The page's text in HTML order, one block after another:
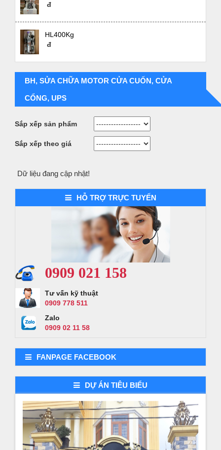
đ
HL400Kg
đ
BH, SỬA CHỮA MOTOR CỬA CUỐN, CỬA
CỔNG, UPS
Sắp xếp sản phẩm
Sắp xếp theo giá
Dữ liệu đang cập nhật!
HỖ TRỢ TRỰC TUYẾN
0909 021 158
Tư vấn kỹ thuật
0909 778 511
Zalo
0909 02 11 58
FANPAGE FACEBOOK
DỰ ÁN TIÊU BIỂU
Demo dự án 2